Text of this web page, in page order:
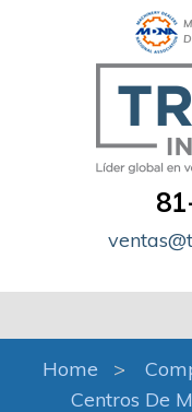
Home
Centros De